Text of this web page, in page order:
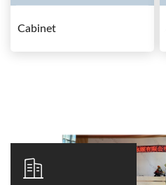
Cabinet